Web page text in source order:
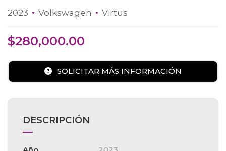
2023 Volkswagen Virtus
$280,000.00
SOLICITAR MÁS INFORMACIÓN
DESCRIPCIÓN